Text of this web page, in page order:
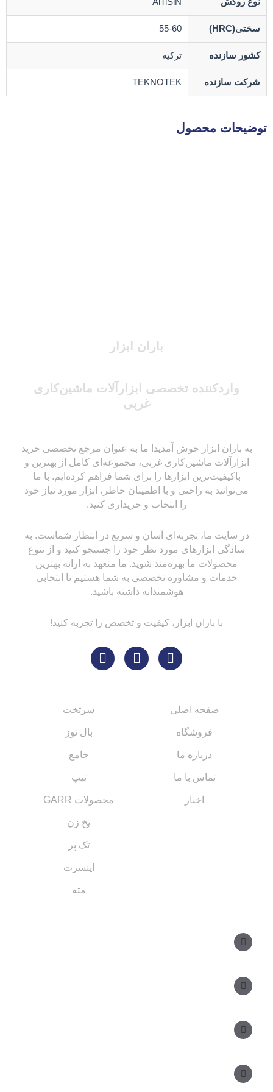
سختی(HRC) 55-60
کشور سازنده ترکیه
شرکت سازنده TEKNOTEK
توضیحات محصول
باران ابزار
واردکننده تخصصی ابزارآلات ماشین‌کاری
غربی
به باران ابزار خوش آمدید! ما به عنوان مرجع تخصصی خرید
ابزارآلات ماشین‌کاری غربی، مجموعه‌ای کامل از بهترین و
باکیفیت‌ترین ابزارها را برای شما فراهم کرده‌ایم. با ما
می‌توانید به راحتی و با اطمینان خاطر، ابزار مورد نیاز خود
را انتخاب و خریداری کنید.
در سایت ما، تجربه‌ای آسان و سریع در انتظار شماست. به
سادگی ابزارهای مورد نظر خود را جستجو کنید و از تنوع
محصولات ما بهره‌مند شوید. ما متعهد به ارائه بهترین
خدمات و مشاوره تخصصی به شما هستیم تا انتخابی
هوشمندانه داشته باشید.
با باران ابزار، کیفیت و تخصص را تجربه کنید!
صفحه اصلی
فروشگاه
درباره ما
تماس با ما
اخبار
سرتخت
بال نوز
جامع
تیپ
محصولات GARR
پخ زن
تک پر
اینسرت
مته